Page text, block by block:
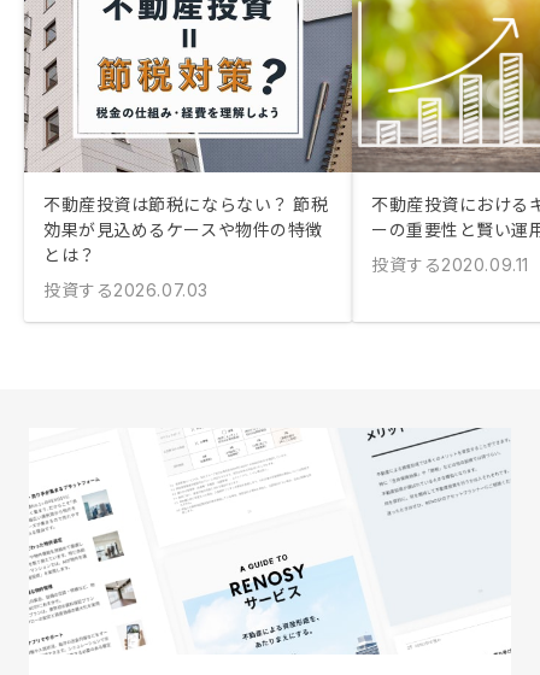
不動産投資は節税にならない？ 節税
効果が見込めるケースや物件の特徴
とは？
投資する2026.07.03
不動産投資における
ーの重要性と賢い運
投資する2020.09.11